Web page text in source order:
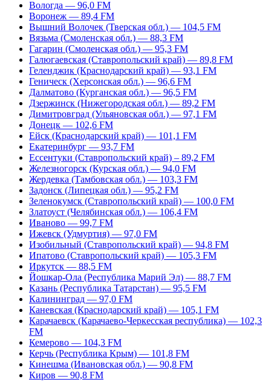
Вологда — 96,0 FM
Воронеж — 89,4 FM
Вышний Волочек (Тверская обл.) — 104,5 FM
Вязьма (Смоленская обл.) — 88,3 FM
Гагарин (Смоленская обл.) — 95,3 FM
Галюгаевская (Ставропольский край) — 89,8 FM
Геленджик (Краснодарский край) — 93,1 FM
Геническ (Херсонская обл.) — 96,6 FM
Далматово (Курганская обл.) — 96,5 FM
Дзержинск (Нижегородская обл.) — 89,2 FM
Димитровград (Ульяновская обл.) — 97,1 FM
Донецк — 102,6 FM
Ейск (Краснодарский край) — 101,1 FM
Екатеринбург — 93,7 FM
Ессентуки (Ставропольский край) – 89,2 FM
Железногорск (Курская обл.) — 94,0 FM
Жердевка (Тамбовская обл.) — 103,3 FM
Задонск (Липецкая обл.) — 95,2 FM
Зеленокумск (Ставропольский край) — 100,0 FM
Златоуст (Челябинская обл.) — 106,4 FM
Иваново — 99,7 FM
Ижевск (Удмуртия) — 97,0 FM
Изобильный (Ставропольский край) — 94,8 FM
Ипатово (Ставропольский край) — 105,3 FM
Иркутск — 88,5 FM
Йошкар-Ола (Республика Марий Эл) — 88,7 FM
Казань (Республика Татарстан) — 95,5 FM
Калининград — 97,0 FM
Каневская (Краснодарский край) — 105,1 FM
Карачаевск (Карачаево-Черкесская республика) — 102,3
FM
Кемерово — 104,3 FM
Керчь (Республика Крым) — 101,8 FM
Кинешма (Ивановская обл.) — 90,8 FM
Киров — 90,8 FM